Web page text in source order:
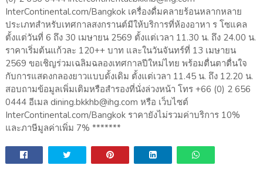
InterContinental.com/Bangkok เครื่องดื่มคลายร้อนหลากหลาย
ประเภทสำหรับเทศกาลสงกรานต์มีให้บริการที่ห้องอาหา ร โซแคล
ตั้งแต่วันที่ 6 ถึง 30 เมษายน 2569 ตั้งแต่เวลา 11.30 น. ถึง 24.00 น.
ราคาเริ่มต้นแก้วละ 120++ บาท และในวันจันทร์ที่ 13 เมษายน
2569 ขอเชิญร่วมเฉลิมฉลองเทศกาลปีใหม่ไทย พร้อมตื่นตาตื่นใจ
กับการแสดงกลองยาวแบบดั้งเดิม ตั้งแต่เวลา 11.45 น. ถึง 12.20 น.
สอบถามข้อมูลเพิ่มเติมหรือสำรองที่นั่งล่วงหน้า โทร +66 (0) 2 656
0444 อีเมล dining.bkkhb@ihg.com หรือ เว็บไซต์
InterContinental.com/Bangkok ราคายังไม่รวมค่าบริการ 10%
และภาษีมูลค่าเพิ่ม 7% *******